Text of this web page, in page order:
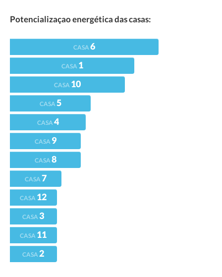
Potencializaçao energética das casas:
CASA6
CASA 1
CASA 10
CASA5
CASA4
CASA 9
CASA8
CASA7
CASA 12
CASA 3
CASA 11
CASA2